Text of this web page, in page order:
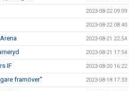
2023-08-22 09:09
2023-08-22 08:40
2023-08-21 22:54
2023-08-21 17:54
IF 2023-08-20 16:22
framöver" 2023-08-18 17:33